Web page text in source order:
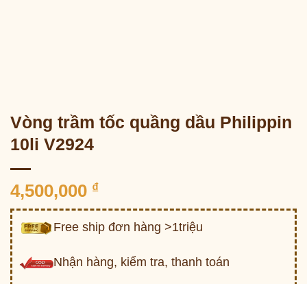
Vòng trầm tốc quầng dầu Philippin
10li V2924
4,500,000 ₫
Free ship đơn hàng >1triệu
Nhận hàng, kiểm tra, thanh toán